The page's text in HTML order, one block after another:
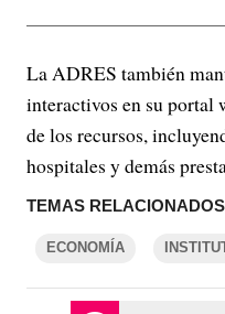
La ADRES también
interactivos en su portal
de los recursos,
hospitales y demás
TEMAS
ECONOMÍA